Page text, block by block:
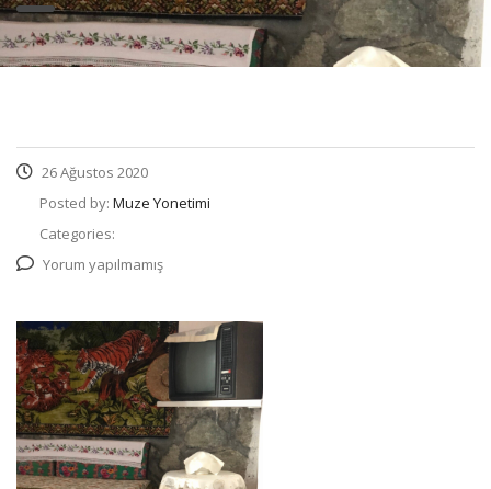
26 Ağustos 2020
Posted by: Muze Yonetimi
Categories:
Yorum yapılmamış